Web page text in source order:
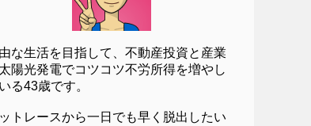
な生活を目指して、不動産投資と産業
陽光発電でコツコツ不労所得を増やし
る43歳です。
トレースから一日でも早く脱出したい